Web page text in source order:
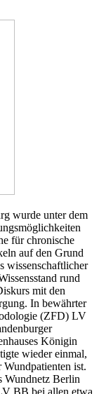
wurde unter dem
für chronische
auf den Grund
wissenschaftlicher
rund
mit den
In bewährter
(ZFD) LV
Königin
wieder einmal,
ist.
Wundnetz Berlin